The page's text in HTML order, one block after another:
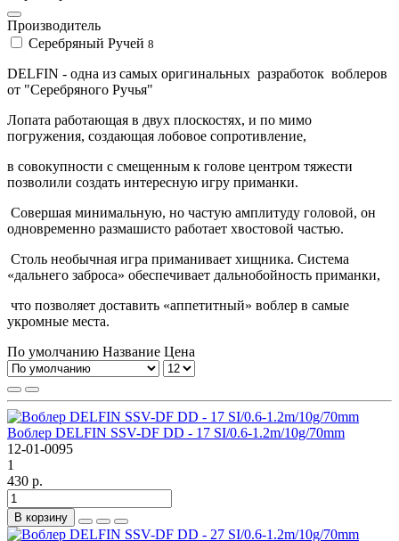
Производитель
Серебряный Ручей 8
DELFIN - одна из самых оригинальных разработок воблеров
от "Серебряного Ручья"
Лопата работающая в двух плоскостях, и по мимо
погружения, создающая лобовое сопротивление,
в совокупности с смещенным к голове центром тяжести
позво­лили создать интересную игру приманки.
Совершая минимальную, но частую амплитуду головой, он
одновременно размашисто работает хвостовой частью.
Столь необычная игра приманивает хищника. Система
«дальнего заброса» обеспечивает дальнобойность приманки,
что позволяет доставить «аппетитный» воблер в самые
укромные места.
По умолчанию Название Цена
Воблер DELFIN SSV-DF DD - 17 SI/0.6-1.2m/10g/70mm
12-01-0095
1
430 р.
В корзину